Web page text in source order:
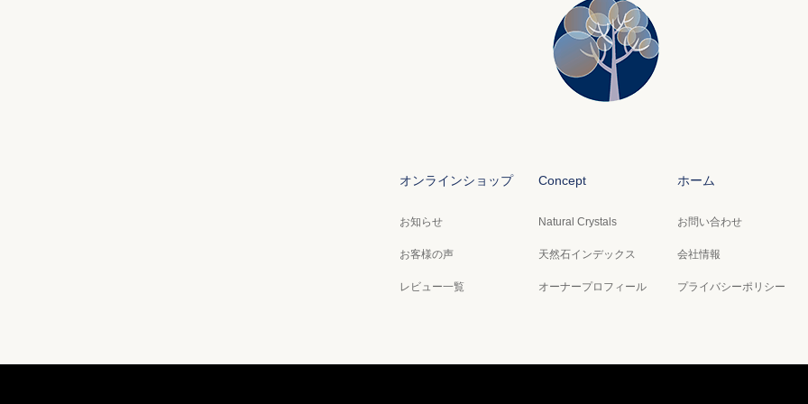
オンラインショップ
お知らせ
お客様の声
レビュー一覧
Concept
Natural Crystals
天然石インデックス
オーナープロフィール
ホーム
お問い合わせ
会社情報
プライバシーポリシー